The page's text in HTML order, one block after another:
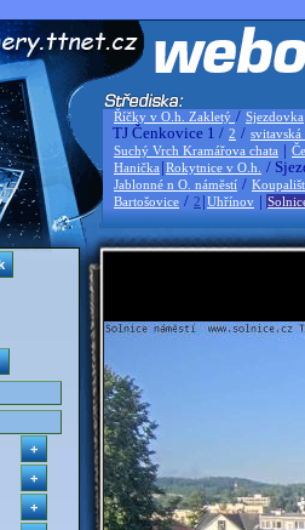
Říčky v O.h. Zakletý / Sjezdovka
TJ Čenkovice 1 / 2 / svitavská
Suchý Vrch Kramářova chata |
Hanička |Rokytnice v O.h. /
Jablonné n O. náměstí /
Bartošovice / 2 |Uhřínov |